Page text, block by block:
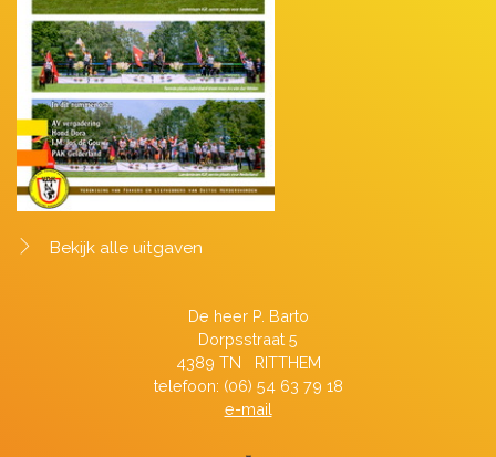
Bekijk alle uitgaven
De heer P. Barto
Dorpsstraat 5
4389 TN RITTHEM
telefoon: (06) 54 63 79 18
e-mail